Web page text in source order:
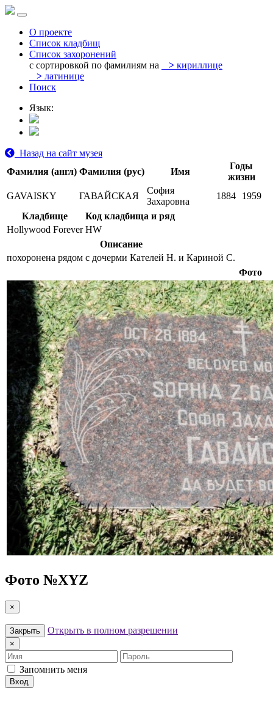
О проекте
Список кладбищ
Список захоронений
с сортировкой по фамилиям на
> кириллице
> латинице
Поиск
Язык:
Назад на сайт музея
Фамилия (англ) Фамилия (рус) Имя
Годы
жизни
GAVAISKY
ГАВАЙСКАЯ
София
Захаровна
1884
1959
Кладбище
Код кладбища и ряд
Hollywood Forever HW
Описание
похоронена рядом с дочерми Кателей Н. и Кариной С.
Фото
Фото №XYZ
×
Закрыть Открыть в полном разрешении
×
Имя
Пароль
Запомнить меня
Вход